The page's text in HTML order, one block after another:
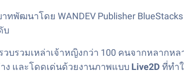
ทพัฒนาโดย WANDEV Publisher
บ
วบรวมเหล่าเจ้าหญิงกว่า 100 คนจากหลาก
ง และโดดเด่นด้วยงานภาพแบบ Live2D ที่ทำ